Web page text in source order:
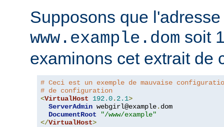
Supposons que
www.example.dom soit
examinons cet extrait de
# Ceci est un exemple de mauvaise
# de configuration
<VirtualHost 192.0. 2.1>
ServerAdmin webgirl@example. dom
DocumentRoot
"/www/example"
</VirtualHost>